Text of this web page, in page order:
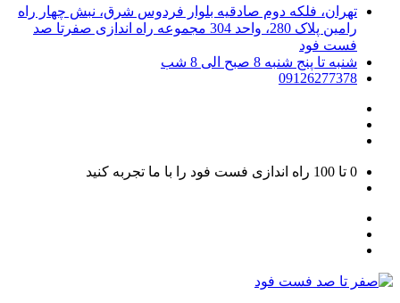
تهران، فلکه دوم صادقیه بلوار فردوس شرق، نبش چهار راه
رامین پلاک 280، واحد 304 مجموعه راه اندازی صفرتا صد
فست فود
شنبه تا پنج شنبه 8 صبح الی 8 شب
09126277378
0 تا 100 راه اندازی فست فود را با ما تجربه کنید